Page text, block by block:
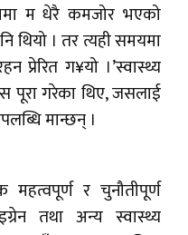
म धेरै कमजोर भएको
थियो । तर त्यही समयमा
प्रेरित ग¥यो ।’स्वास्थ्य
पूरा गरेका थिए, जसलाई
मान्छन् ।
र चुनौतीपूर्ण
तथा अन्य स्वास्थ्य